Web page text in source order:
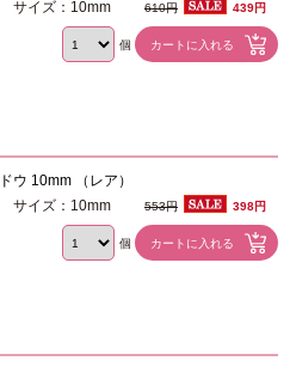
サイズ：10mm 610円 439円
個
ウ 10mm （レア）
サイズ：10mm 553円 398円
個